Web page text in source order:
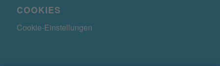
COOKIES
Cookie-Einstellungen